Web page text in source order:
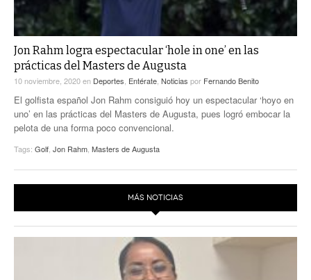
Jon Rahm logra espectacular ‘hole in one’ en las
prácticas del Masters de Augusta
10 noviembre, 2020en Deportes Entérate Noticias por Fernando Benito
El golfista español Jon Rahm consiguió hoy un espectacular ‘hoyo en
uno’ en las prácticas del Masters de Augusta, pues logró embocar la
pelota de una forma poco convencional.
Tags: Golf Jon Rahm Masters de Augusta
MÁS NOTICIAS